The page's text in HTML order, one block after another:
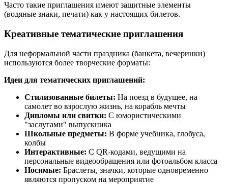
Часто такие приглашения имеют защитные элементы
(водяные знаки, печати) как у настоящих билетов.
Креативные тематические приглашения
Для неформальной части праздника (банкета, вечеринки)
используются более творческие форматы:
Идеи для тематических приглашений:
Стилизованные билеты: На поезд в будущее, на
самолет во взрослую жизнь, на корабль мечты
Дипломы или свитки: С юмористическими
"заслугами" выпускника
Школьные предметы: В форме учебника, глобуса,
колбы
Интерактивные: С QR-кодами, ведущими на
персональные видеообращения или фотоальбом класса
Носимые: Браслеты, значки, которые одновременно
являются пропуском на мероприятие